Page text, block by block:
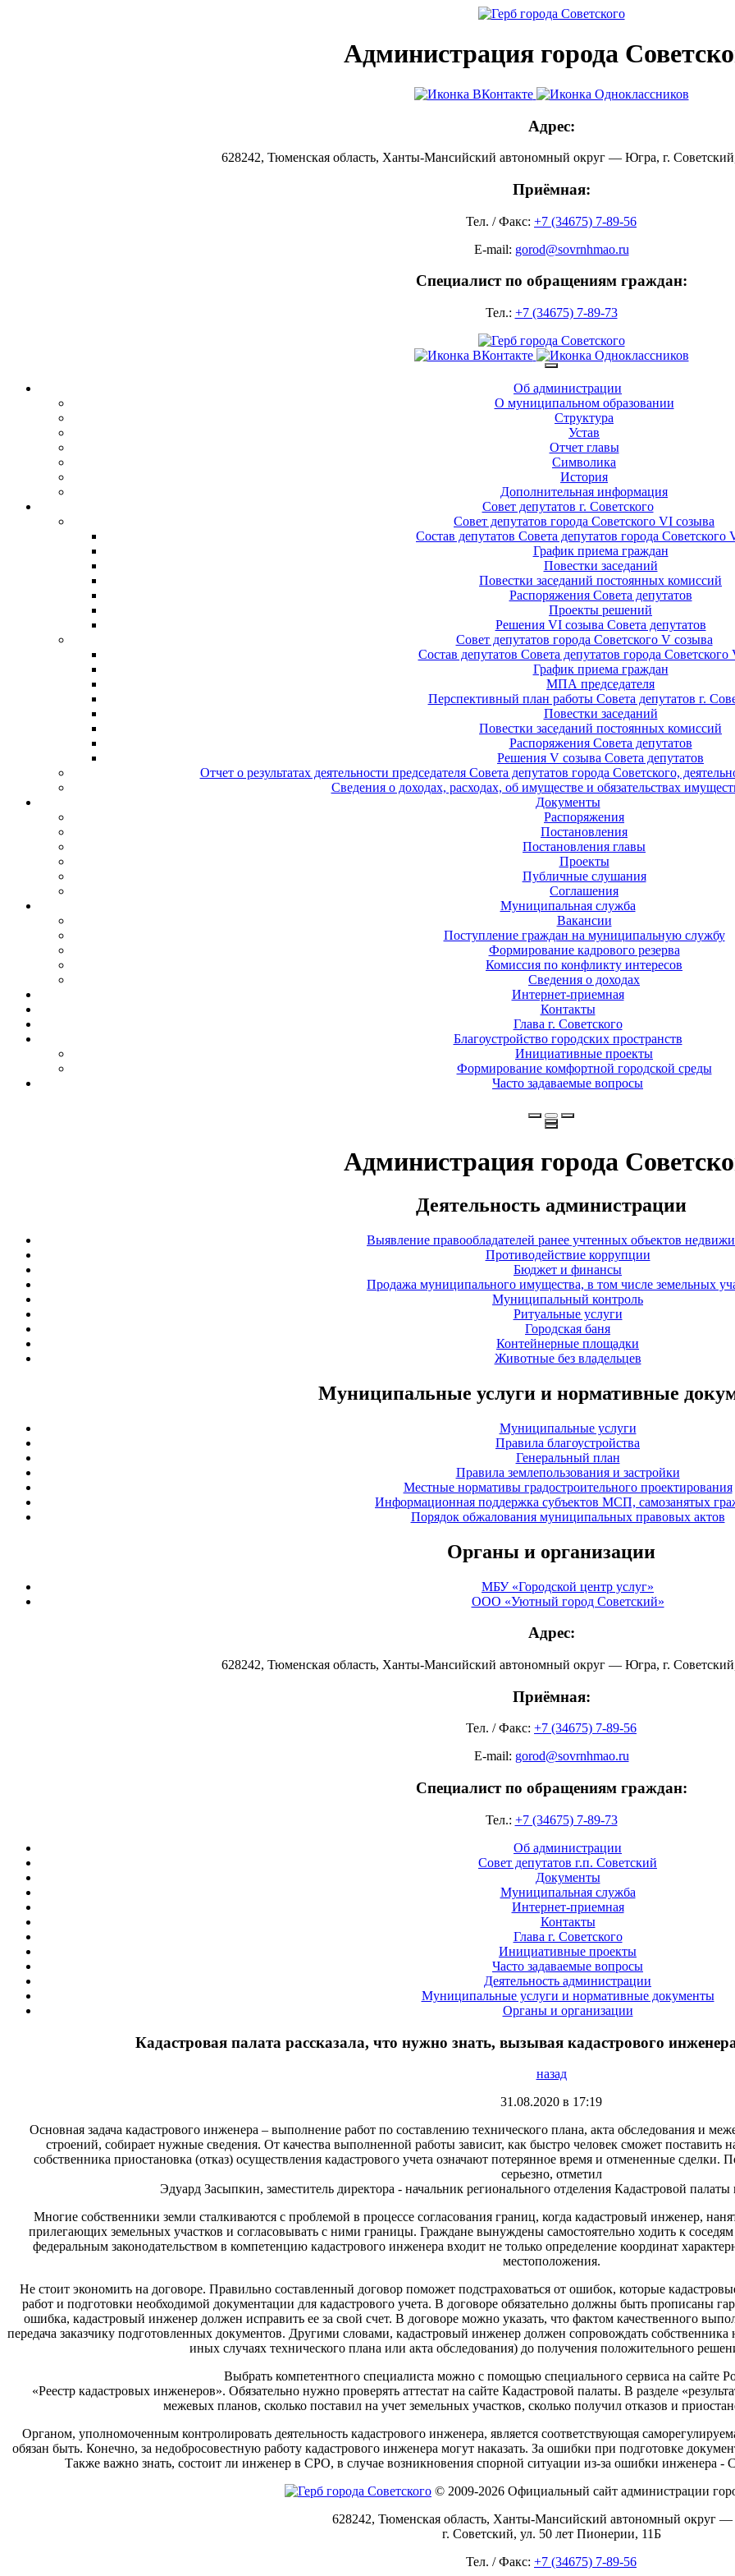
Администрация города
Адрес:
628242, Тюменская область, Ханты-Мансийский автономный округ — Югра, г.
Приёмная:
Тел. / Факс: +7 (34675) 7-89-56
E-mail: gorod@sovrnhmao.ru
Специалист по обращениям граждан:
Тел.: +7 (34675) 7-89-73
Об администрации
О муниципальном образовании
Структура
Устав
Отчет главы
Символика
История
Дополнительная информация
Совет депутатов г. Советского
Совет депутатов города Советского VI созыва
Состав депутатов Совета депутатов города Советского
График приема граждан
Повестки заседаний
Повестки заседаний постоянных комиссий
Распоряжения Совета депутатов
Проекты решений
Решения VI созыва Совета депутатов
Совет депутатов города Советского V созыва
Состав депутатов Совета депутатов города Советского
График приема граждан
МПА председателя
Перспективный план работы Совета депутатов г.
Повестки заседаний
Повестки заседаний постоянных комиссий
Распоряжения Совета депутатов
Решения V созыва Совета депутатов
Отчет о результатах деятельности председателя Совета депутатов города Советского,
Сведения о доходах, расходах, об имуществе и обязательствах
Документы
Распоряжения
Постановления
Постановления главы
Проекты
Публичные слушания
Соглашения
Муниципальная служба
Вакансии
Поступление граждан на муниципальную службу
Формирование кадрового резерва
Комиссия по конфликту интересов
Сведения о доходах
Интернет-приемная
Контакты
Глава г. Советского
Благоустройство городских пространств
Инициативные проекты
Формирование комфортной городской среды
Часто задаваемые вопросы
Администрация города
Деятельность администрации
Выявление правообладателей ранее учтенных объектов
Противодействие коррупции
Бюджет и финансы
Продажа муниципального имущества, в том числе земельных
Муниципальный контроль
Ритуальные услуги
Городская баня
Контейнерные площадки
Животные без владельцев
Муниципальные услуги и нормативные
Муниципальные услуги
Правила благоустройства
Генеральный план
Правила землепользования и застройки
Местные нормативы градостроительного проектирования
Информационная поддержка субъектов МСП, самозанятых
Порядок обжалования муниципальных правовых актов
Органы и организации
МБУ «Городской центр услуг»
ООО «Уютный город Советский»
Адрес:
628242, Тюменская область, Ханты-Мансийский автономный округ — Югра, г.
Приёмная:
Тел. / Факс: +7 (34675) 7-89-56
E-mail: gorod@sovrnhmao.ru
Специалист по обращениям граждан:
Тел.: +7 (34675) 7-89-73
Об администрации
Совет депутатов г.п. Советский
Документы
Муниципальная служба
Интернет-приемная
Контакты
Глава г. Советского
Инициативные проекты
Часто задаваемые вопросы
Деятельность администрации
Муниципальные услуги и нормативные документы
Органы и организации
Кадастровая палата рассказала, что нужно знать, вызывая кадастрового
назад
31.08.2020 в 17:19
Основная задача кадастрового инженера – выполнение работ по составлению технического плана, акта обследования и
строений, собирает нужные сведения. От качества выполненной работы зависит, как быстро человек сможет
собственника приостановка (отказ) осуществления кадастрового учета означают потерянное время и отмененные сделки.
серьезно, отметил
Эдуард Засыпкин, заместитель директора - начальник регионального отделения Кадастровой
Многие собственники земли сталкиваются с проблемой в процессе согласования границ, когда кадастровый инженер,
прилегающих земельных участков и согласовывать с ними границы. Граждане вынуждены самостоятельно ходить к
федеральным законодательством в компетенцию кадастрового инженера входит не только определение координат
местоположения.
Не стоит экономить на договоре. Правильно составленный договор поможет подстраховаться от ошибок, которые
работ и подготовки необходимой документации для кадастрового учета. В договоре обязательно должны быть прописаны
ошибка, кадастровый инженер должен исправить ее за свой счет. В договоре можно указать, что фактом качественного
передача заказчику подготовленных документов. Другими словами, кадастровый инженер должен сопровождать
иных случаях технического плана или акта обследования) до получения положительного
Выбрать компетентного специалиста можно с помощью специального сервиса на сайте
«Реестр кадастровых инженеров». Обязательно нужно проверять аттестат на сайте Кадастровой палаты. В разделе
межевых планов, сколько поставил на учет земельных участков, сколько получил отказов и
Органом, уполномоченным контролировать деятельность кадастрового инженера, является соответствующая
обязан быть. Конечно, за недобросовестную работу кадастрового инженера могут наказать. За ошибки при подготовке
Также важно знать, состоит ли инженер в СРО, в случае возникновения спорной ситуации из-за ошибки инженера
© 2009-2026 Официальный сайт администрации
628242, Тюменская область, Ханты-Мансийский автономный округ
г. Советский, ул. 50 лет Пионерии, 11Б
Тел. / Факс: +7 (34675) 7-89-56